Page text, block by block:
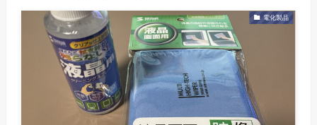
電化製品